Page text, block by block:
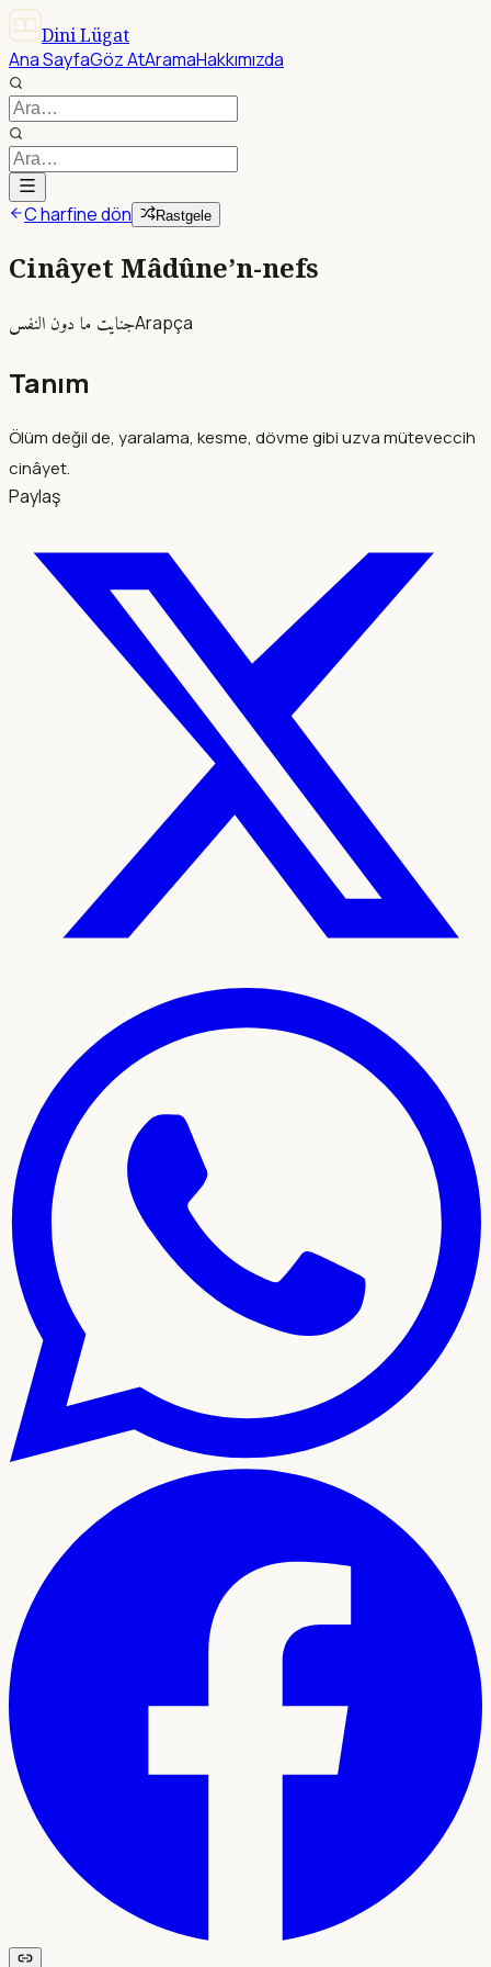
Dini Lügat
Ana SayfaGöz AtAramaHakkımızda
C harfine dön Rastgele
Cinâyet Mâdûne’n-nefs
جنايت ما دون النفسArapça
Tanım
Ölüm değil de, yaralama, kesme, dövme gibi uzva müteveccih
cinâyet.
Paylaş